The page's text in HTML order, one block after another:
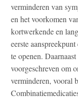
verminderen van
en het voorkomen
kortwerkende en
eerste
te openen.
voorgeschreven om
verminderen, vooral